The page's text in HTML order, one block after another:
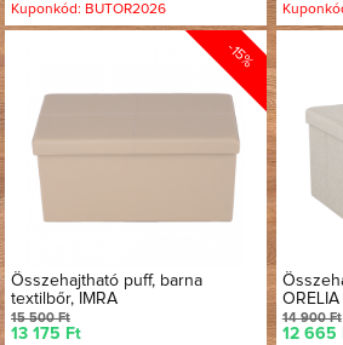
Kuponkód: BUTOR2026
-15%
Összehajtható puff, barna
textilbőr, IMRA
15 500 Ft
13 175 Ft
ORELIA
14 900 Ft
12 665